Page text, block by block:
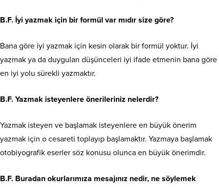
B.F. İyi yazmak için bir formül var mıdır size göre?
Bana göre iyi yazmak için kesin olarak bir formül yoktur. İyi
yazmak ya da duyguları düşünceleri iyi ifade etmenin bana göre
en iyi yolu sürekli yazmaktır.
B.F. Yazmak isteyenlere önerileriniz nelerdir?
Yazmak isteyen ve başlamak isteyenlere en büyük önerim
yazmak için o cesareti toplayıp başlamaktır. Yazmaya başlamak
otobiyografik eserler söz konusu olunca en büyük önerimdir.
B.F. Buradan okurlarımıza mesajınız nedir, ne söylemek